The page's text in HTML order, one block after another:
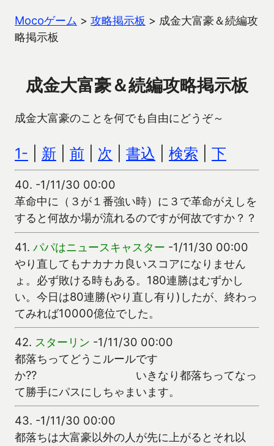
Mocoゲーム > 攻略掲示板 > 成金大富豪＆続編攻
略掲示板
成金大富豪＆続編攻略掲示板
成金大富豪のことを何でも自由にどうぞ～
1- 新 前 次 書込 検索 下
40. -1/11/30 00:00
革命中に（３が１番強い時）に３で革命がえしを
すると何故か場が流れるのですが何故ですか？？
41. パパはニュースキャスター -1/11/30 00:00
やり直してもナカナカ良いスコアになりません
ょ。必ず敗ける時もある。180連勝はむずかし
い。今日は80連勝(やり直し有り)したが、終わっ
てみれば10000億位でした。
42. スターリン -1/11/30 00:00
都落ちってどうこルールです
か?? いきなり都落ちってなっ
て勝手にパスにしちゃまいます。
43. -1/11/30 00:00
都落ちは大富豪以外の人が先に上がるとそれ以